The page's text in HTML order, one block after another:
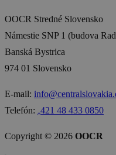
OOCR Stredné Slovensko
Námestie SNP 1 (budova
Banská Bystrica
974 01 Slovensko
E-mail:
Telefón: ₊421 48 433 0850
Copyright © 2026 OOCR